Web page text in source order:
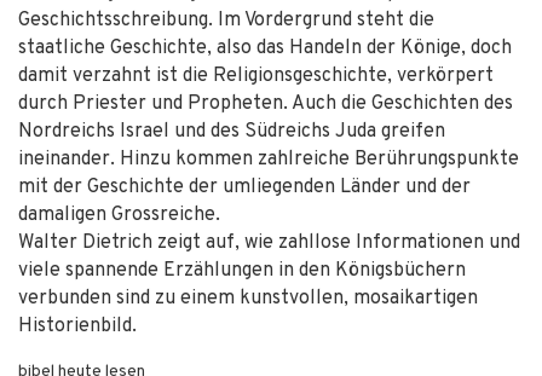
Geschichtsschreibung. Im Vordergrund steht die
staatliche Geschichte, also das Handeln der Könige, doch
damit verzahnt ist die Religionsgeschichte, verkörpert
durch Priester und Propheten. Auch die Geschichten des
Nordreichs Israel und des Südreichs Juda greifen
ineinander. Hinzu kommen zahlreiche Berührungspunkte
mit der Geschichte der umliegenden Länder und der
damaligen Grossreiche.
Walter Dietrich zeigt auf, wie zahllose Informationen und
viele spannende Erzählungen in den Königsbüchern
verbunden sind zu einem kunstvollen, mosaikartigen
Historienbild.
bibel heute lesen